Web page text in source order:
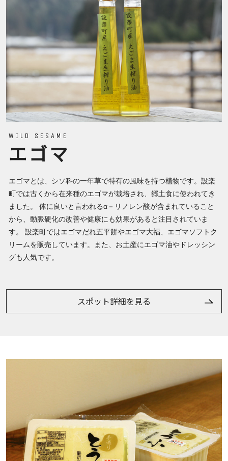
WILD SESAME
エゴマ
エゴマとは、シソ科の一年草で特有の風味を持つ植物です。設楽
町では古くから在来種のエゴマが栽培され、郷土食に使われてき
ました。 体に良いと言われるα－リノレン酸が含まれていること
から、動脈硬化の改善や健康にも効果があると注目されていま
す。 設楽町ではエゴマだれ五平餅やエゴマ大福、エゴマソフトク
リームを販売しています。また、お土産にエゴマ油やドレッシン
グも人気です。
スポット詳細を見る